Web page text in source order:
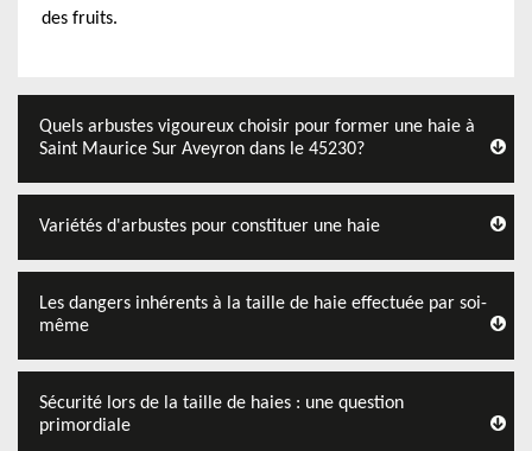
des fruits.
Quels arbustes vigoureux choisir pour former une haie à
Saint Maurice Sur Aveyron dans le 45230?
Variétés d'arbustes pour constituer une haie
Les dangers inhérents à la taille de haie effectuée par soi-
même
Sécurité lors de la taille de haies : une question
primordiale